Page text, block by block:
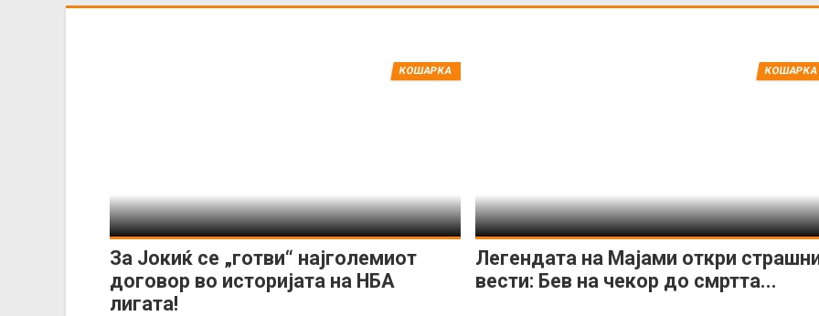
За Јокиќ се „готви“ најголемиот
договор во историјата на НБА
лигата!
КОШАРКА
Легендата на Мајами откри
вести: Бев на чекор до смртта...
КОШАРКА